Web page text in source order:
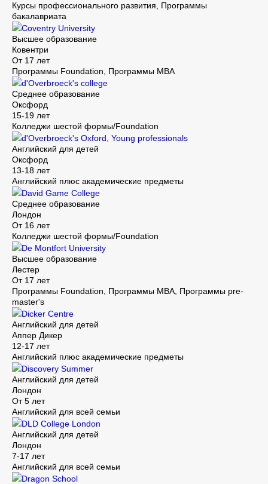
Курсы профессионального развития, Программы
бакалавриата
Coventry University
Высшее образование
Ковентри
От 17 лет
Программы Foundation, Программы MBA
d'Overbroeck's college
Среднее образование
Оксфорд
15-19 лет
Колледжи шестой формы/Foundation
d'Overbroeck's Oxford, Young professionals
Английский для детей
Оксфорд
13-18 лет
Английский плюс академические предметы
David Game College
Среднее образование
Лондон
От 16 лет
Колледжи шестой формы/Foundation
De Montfort University
Высшее образование
Лестер
От 17 лет
Программы Foundation, Программы MBA, Программы pre-
master's
Dicker Centre
Английский для детей
Аппер Дикер
12-17 лет
Английский плюс академические предметы
Discovery Summer
Английский для детей
Лондон
От 5 лет
Английский для всей семьи
DLD College London
Английский для детей
Лондон
7-17 лет
Английский для всей семьи
Dragon School